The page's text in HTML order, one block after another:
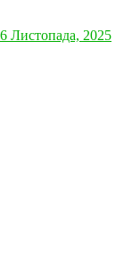
Листопада, 2025